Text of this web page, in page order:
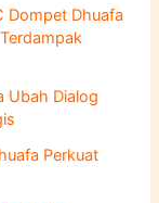
Dompet Dhuafa
Ubah Dialog
Perkuat